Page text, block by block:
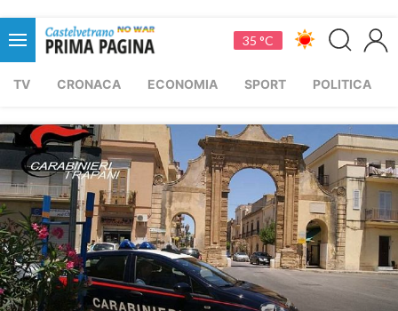
35 °C
TV CRONACA ECONOMIA SPORT POLITICA